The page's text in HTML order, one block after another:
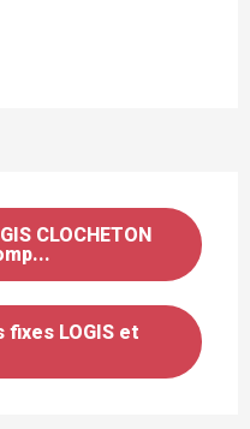
CLOCHETON
LOGIS et